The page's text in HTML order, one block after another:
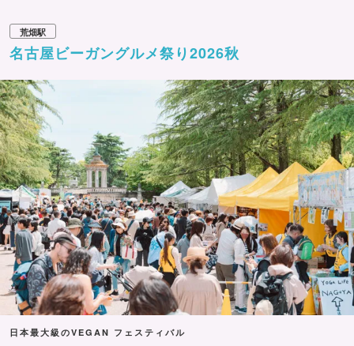
荒畑駅
名古屋ビーガングルメ祭り2026秋
日本最大級のVEGAN フェスティバル